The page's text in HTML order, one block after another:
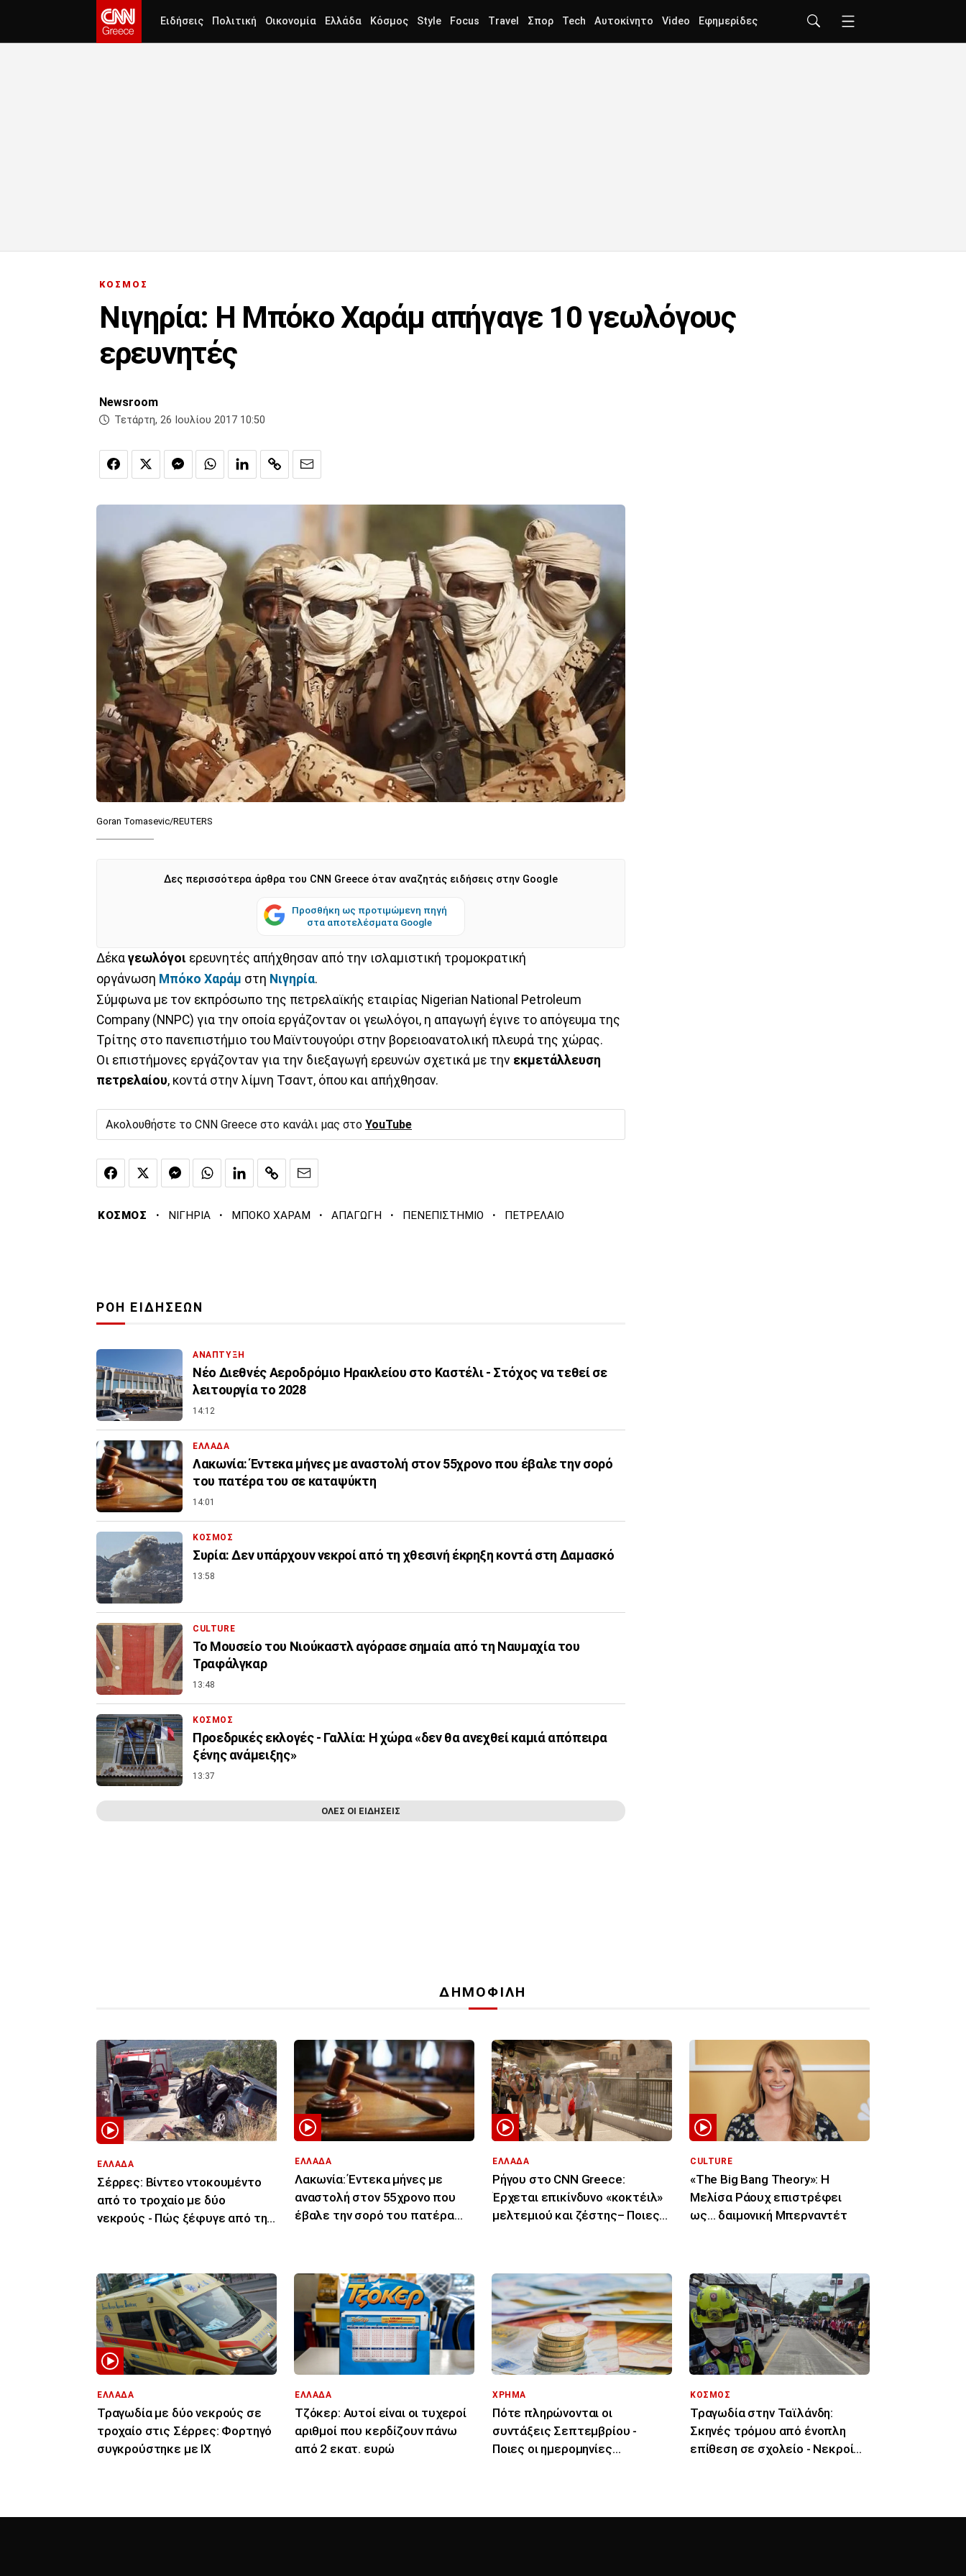
Ειδήσεις Πολιτική Οικονομία Ελλάδα Κόσμος Style Focus Travel Σπορ Tech Αυτοκίνητο Video Εφημερίδες
ΚΟΣΜΟΣ
Νιγηρία: Η Μπόκο Χαράμ απήγαγε 10 γεωλόγους
ερευνητές
Newsroom
Τετάρτη, 26 Ιουλίου 2017 10:50
Goran Tomasevic/REUTERS
Δες περισσότερα άρθρα του CNN Greece όταν αναζητάς ειδήσεις στην Google
Προσθήκη ως προτιμώμενη πηγή
στα αποτελέσματα Google
Δέκα γεωλόγοι ερευνητές απήχθησαν από την ισλαμιστική τρομοκρατική
οργάνωση Μπόκο Χαράμ στη Νιγηρία.
Σύμφωνα με τον εκπρόσωπο της πετρελαϊκής εταιρίας Nigerian National Petroleum
Company (NNPC) για την οποία εργάζονταν οι γεωλόγοι, η απαγωγή έγινε το απόγευμα της
Τρίτης στο πανεπιστήμιο του Μαϊντουγούρι στην βορειοανατολική πλευρά της χώρας.
Οι επιστήμονες εργάζονταν για την διεξαγωγή ερευνών σχετικά με την εκμετάλλευση
πετρελαίου, κοντά στην λίμνη Τσαντ, όπου και απήχθησαν.
Ακολουθήστε το CNN Greece στο κανάλι μας στο YouTube
ΚΟΣΜΟΣ · ΝΙΓΗΡΙΑ · ΜΠΟΚΟ ΧΑΡΑΜ · ΑΠΑΓΩΓΗ · ΠΕΝΕΠΙΣΤΗΜΙΟ · ΠΕΤΡΕΛΑΙΟ
ΡΟΗ ΕΙΔΗΣΕΩΝ
ΑΝΑΠΤΥΞΗ
Νέο Διεθνές Αεροδρόμιο Ηρακλείου στο Καστέλι - Στόχος να τεθεί σε
λειτουργία το 2028
14:12
ΕΛΛΑΔΑ
Λακωνία: Έντεκα μήνες με αναστολή στον 55χρονο που έβαλε την σορό
του πατέρα του σε καταψύκτη
14:01
ΚΟΣΜΟΣ
Συρία: Δεν υπάρχουν νεκροί από τη χθεσινή έκρηξη κοντά στη Δαμασκό
13:58
CULTURE
Το Μουσείο του Νιούκαστλ αγόρασε σημαία από τη Ναυμαχία του
Τραφάλγκαρ
13:48
ΚΟΣΜΟΣ
Προεδρικές εκλογές - Γαλλία: Η χώρα «δεν θα ανεχθεί καμιά απόπειρα
ξένης ανάμειξης»
13:37
ΟΛΕΣ ΟΙ ΕΙΔΗΣΕΙΣ
ΔΗΜΟΦΙΛΗ
ΕΛΛΑΔΑ
Σέρρες: Βίντεο ντοκουμέντο
από το τροχαίο με δύο
νεκρούς - Πώς ξέφυγε από την
ΕΛΛΑΔΑ
Λακωνία: Έντεκα μήνες με
αναστολή στον 55χρονο που
έβαλε την σορό του πατέρα
ΕΛΛΑΔΑ
Ρήγου στο CNN Greece:
Έρχεται επικίνδυνο «κοκτέιλ»
μελτεμιού και ζέστης– Ποιες
CULTURE
«The Big Bang Theory»: Η
Μελίσα Ράουχ επιστρέφει
ως… δαιμονική Μπερναντέτ
ΕΛΛΑΔΑ
Τραγωδία με δύο νεκρούς σε
τροχαίο στις Σέρρες: Φορτηγό
συγκρούστηκε με ΙΧ
ΕΛΛΑΔΑ
Τζόκερ: Αυτοί είναι οι τυχεροί
αριθμοί που κερδίζουν πάνω
από 2 εκατ. ευρώ
ΧΡΗΜΑ
Πότε πληρώνονται οι
συντάξεις Σεπτεμβρίου -
Ποιες οι ημερομηνίες
ΚΟΣΜΟΣ
Τραγωδία στην Ταϊλάνδη:
Σκηνές τρόμου από ένοπλη
επίθεση σε σχολείο - Νεκροί